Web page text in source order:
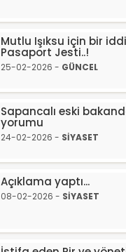
Mutlu Işıksu için bir
Pasaport Jesti..!
25-02-2026 - GÜNCEL
Sapancalı eski
yorumu
24-02-2026 - SİYASET
Açıklama yaptı...
08-02-2026 - SİYASET